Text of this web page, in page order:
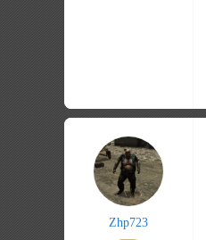
Zhp723